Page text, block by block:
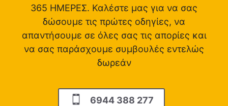
365 ΗΜΕΡΕΣ. Καλέστε μας για να σας
δώσουμε τις πρώτες οδηγίες, να
απαντήσουμε σε όλες σας τις απορίες και
να σας παράσχουμε συμβουλές εντελώς
δωρεάν
6944 388 277